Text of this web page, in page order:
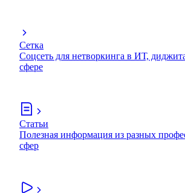
Сетка
Соцсеть для нетворкинга в ИТ,
сфере
Статьи
Полезная информация из разных
сфер